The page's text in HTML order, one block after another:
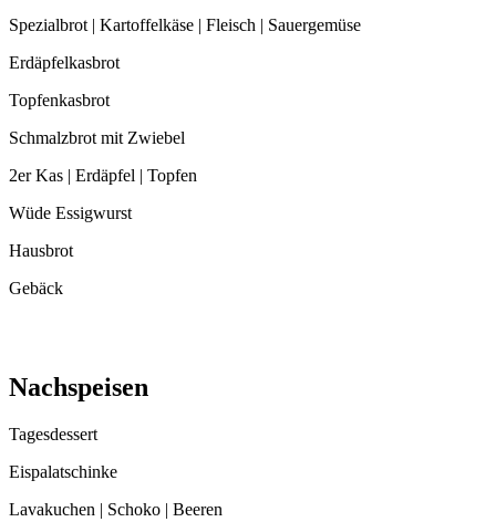
Spezialbrot | Kartoffelkäse | Fleisch | Sauergemüse
Erdäpfelkasbrot
Topfenkasbrot
Schmalzbrot mit Zwiebel
2er Kas | Erdäpfel | Topfen
Wüde Essigwurst
Hausbrot
Gebäck
Nachspeisen
Tagesdessert
Eispalatschinke
Lavakuchen | Schoko | Beeren